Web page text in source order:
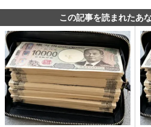
この記事を読まれたあ